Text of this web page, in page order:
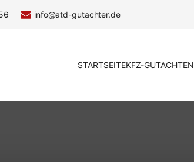
info@atd-gutachter.de
STARTSEITEKFZ-GUTACHTEN